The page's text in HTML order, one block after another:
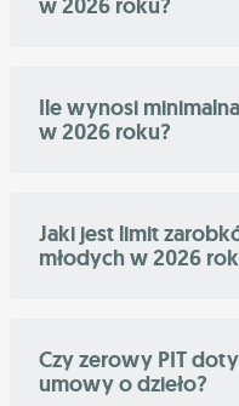
w 2026 roku?
Ile wynosi
w 2026 roku?
Jaki jest limit
młodych w 2026
Czy zerowy PIT
umowy o dzieło?